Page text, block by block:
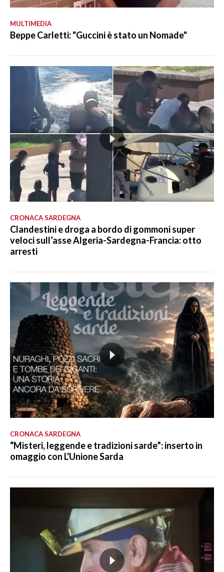
MULTIMEDIA
Beppe Carletti: "Guccini è stato un Nomade"
CRONACA SARDEGNA
Clandestini e droga a bordo di gommoni super
veloci sull’asse Algeria-Sardegna-Francia: otto
arresti
CRONACA SARDEGNA
“Misteri, leggende e tradizioni sarde”: inserto in
omaggio con L'Unione Sarda